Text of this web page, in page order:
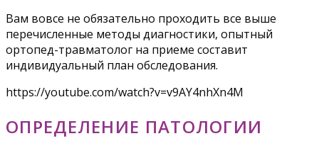
Вам вовсе не обязательно проходить все выше
перечисленные методы диагностики, опытный
ортопед-травматолог на приеме составит
индивидуальный план обследования.
https://youtube.com/watch?v=v9AY4nhXn4M
ОПРЕДЕЛЕНИЕ ПАТОЛОГИИ